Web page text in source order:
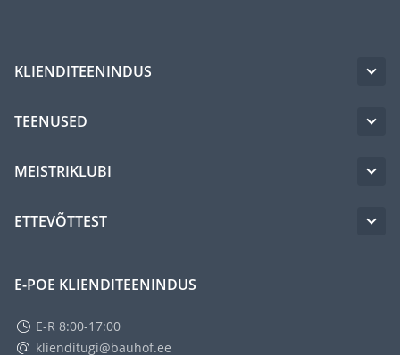
KLIENDITEENINDUS
TEENUSED
MEISTRIKLUBI
ETTEVÕTTEST
E-POE KLIENDITEENINDUS
E-R 8:00-17:00
klienditugi@bauhof.ee